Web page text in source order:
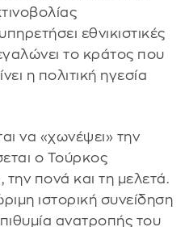
εθνικιστικές
το κράτος που
η πολιτική ηγεσία
να «χωνέψει» την
ο Τούρκος
την πονά και τη μελετά.
ιστορική συνείδηση
ανατροπής του